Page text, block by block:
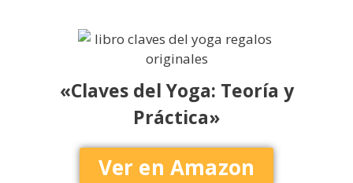
«Claves del Yoga: Teoría y
Práctica»
Ver en Amazon